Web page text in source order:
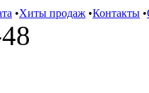
•Хиты продаж •Контакты •